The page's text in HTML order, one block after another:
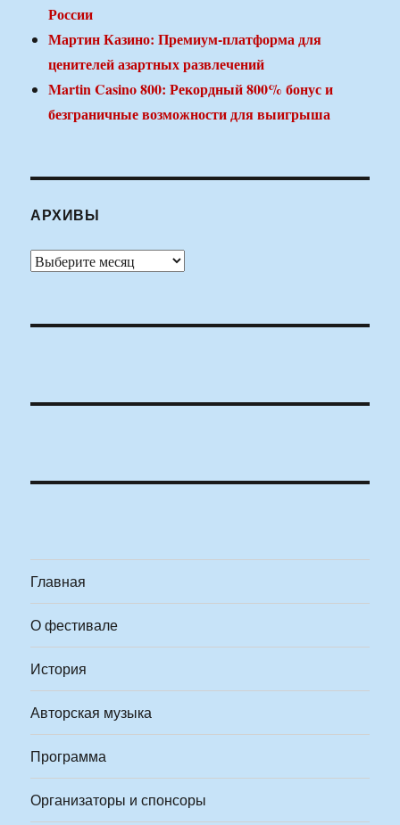
России
Мартин Казино: Премиум-платформа для
ценителей азартных развлечений
Martin Casino 800: Рекордный 800% бонус и
безграничные возможности для выигрыша
АРХИВЫ
Архивы
Главная
О фестивале
История
Авторская музыка
Программа
Организаторы и спонсоры